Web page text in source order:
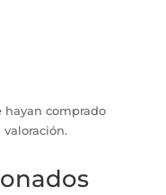
hayan comprado